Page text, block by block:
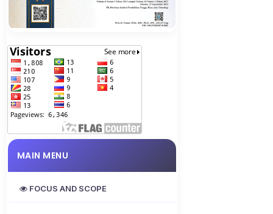
MAIN MENU
FOCUS AND SCOPE